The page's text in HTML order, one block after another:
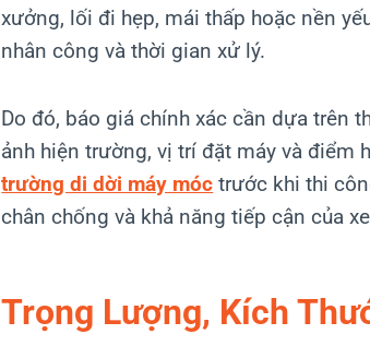
xưởng, lối đi hẹp, mái thấp hoặc nền
nhân công và thời gian xử lý.
Do đó, báo giá chính xác cần dựa trên
ảnh hiện trường, vị trí đặt máy và điểm
trường di dời máy móc trước khi thi
chân chống và khả năng tiếp cận của
Trọng Lượng, Kích